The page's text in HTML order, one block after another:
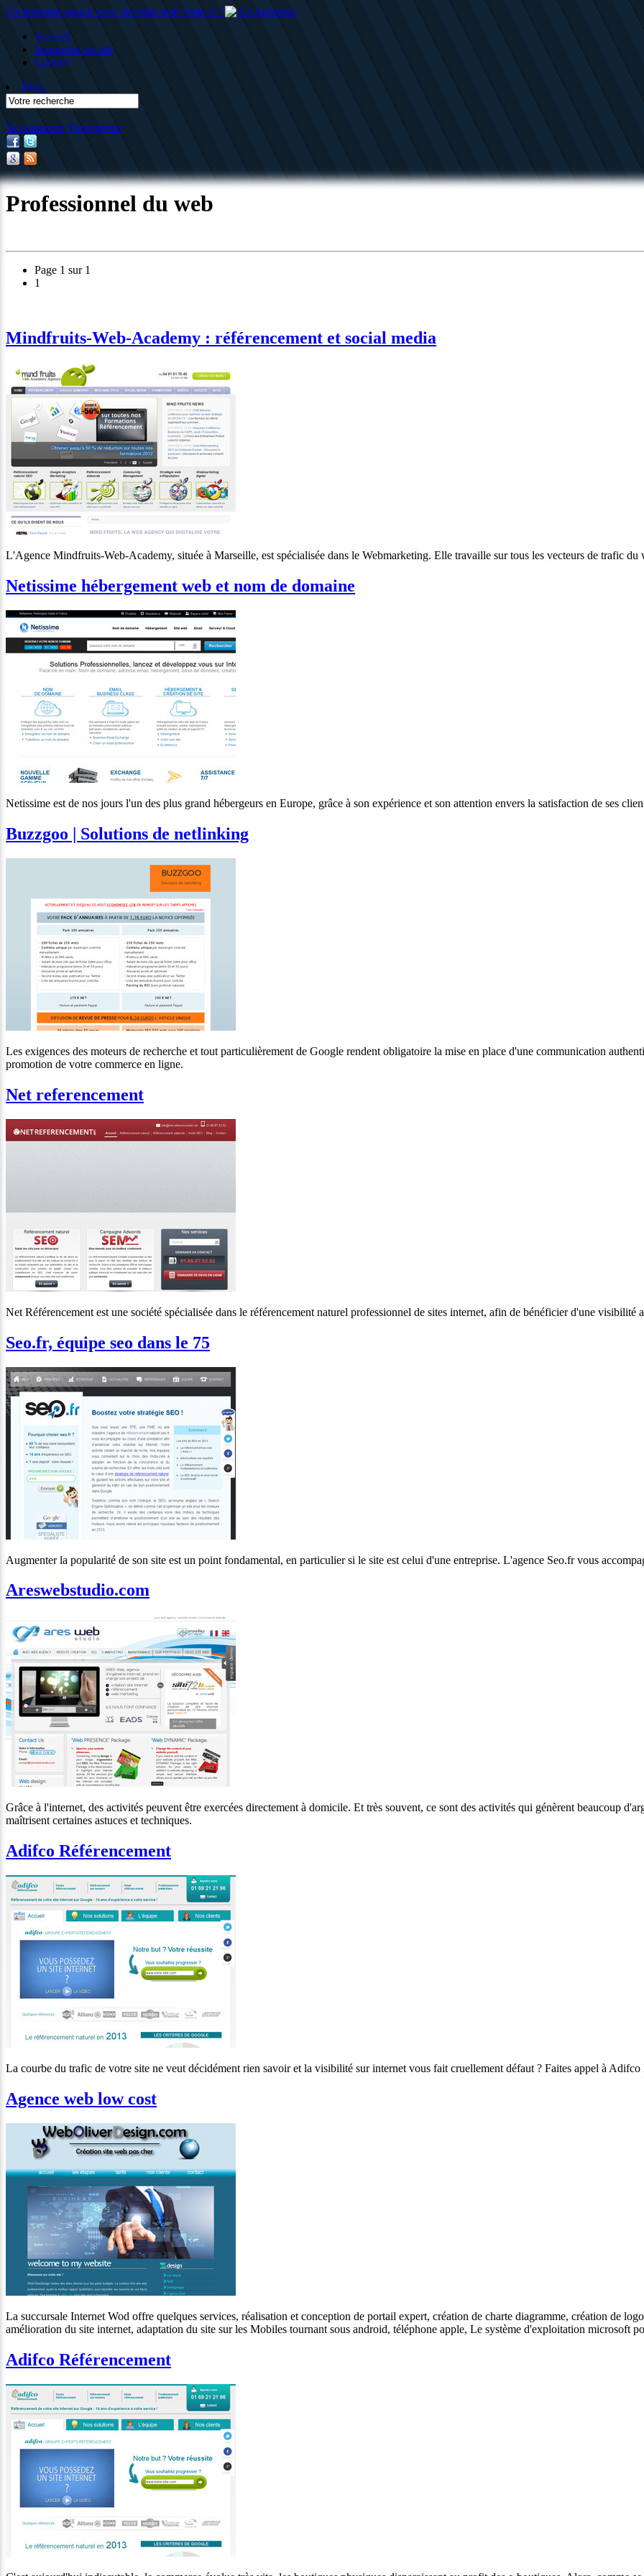
Un annuaire gratuit pour des sites web triple A !
Accueil
Soumettre un site
Contact
Blog
Se connecter S'enregistrer
Professionnel du web
Page 1 sur 1
1
Mindfruits-Web-Academy : référencement et social media
L'Agence Mindfruits-Web-Academy, située à Marseille, est spécialisée dans le Webmarketing. Elle travaille sur tous les vecteurs de trafic du
Netissime hébergement web et nom de domaine
Netissime est de nos jours l'un des plus grand hébergeurs en Europe, grâce à son expérience et son attention envers la satisfaction de ses
Buzzgoo | Solutions de netlinking
Les exigences des moteurs de recherche et tout particulièrement de Google rendent obligatoire la mise en place d'une communication
promotion de votre commerce en ligne.
Net referencement
Net Référencement est une société spécialisée dans le référencement naturel professionnel de sites internet, afin de bénéficier d'une
Seo.fr, équipe seo dans le 75
Augmenter la popularité de son site est un point fondamental, en particulier si le site est celui d'une entreprise. L'agence Seo.fr vous
Areswebstudio.com
Grâce à l'internet, des activités peuvent être exercées directement à domicile. Et très souvent, ce sont des activités qui génèrent beaucoup
maîtrisent certaines astuces et techniques.
Adifco Référencement
La courbe du trafic de votre site ne veut décidément rien savoir et la visibilité sur internet vous fait cruellement défaut ? Faites appel à
Agence web low cost
La succursale Internet Wod offre quelques services, réalisation et conception de portail expert, création de charte diagramme, création de
amélioration du site internet, adaptation du site sur les Mobiles tournant sous android, téléphone apple, Le système d'exploitation microsoft
Adifco Référencement